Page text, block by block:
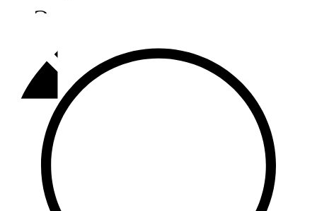
Әлмәт
92,9 FM
Базарлы матак
107,1 FM
Балык бистәсе
104,9 FM
Баулы